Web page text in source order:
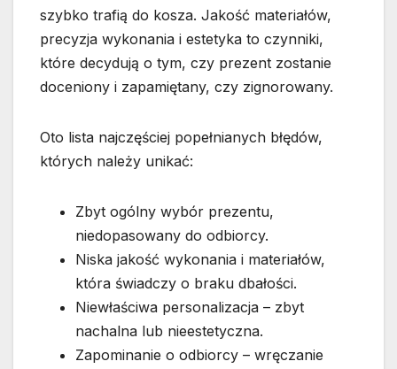
szybko trafią do kosza. Jakość materiałów,
precyzja wykonania i estetyka to czynniki,
które decydują o tym, czy prezent zostanie
doceniony i zapamiętany, czy zignorowany.
Oto lista najczęściej popełnianych błędów,
których należy unikać:
Zbyt ogólny wybór prezentu,
niedopasowany do odbiorcy.
Niska jakość wykonania i materiałów,
która świadczy o braku dbałości.
Niewłaściwa personalizacja – zbyt
nachalna lub nieestetyczna.
Zapominanie o odbiorcy – wręczanie